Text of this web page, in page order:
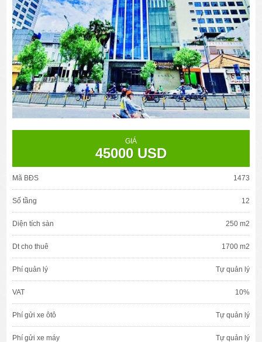
GIÁ
45000 USD
Mã BĐS 1473
Số tầng 12
Diện tích sàn 250 m2
Dt cho thuê 1700 m2
Phí quản lý Tự quản lý
VAT 10%
Phí gửi xe ôtô Tự quản lý
Phí gửi xe máy Tự quản lý